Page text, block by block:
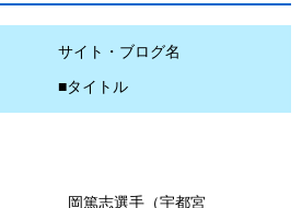
サイト・ブログ名
■タイトル
岡篤志選手（宇都宮